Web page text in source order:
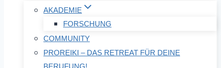
AKADEMIE
FORSCHUNG
COMMUNITY
PROREIKI – DAS RETREAT FÜR DEINE
BERUFUNG!